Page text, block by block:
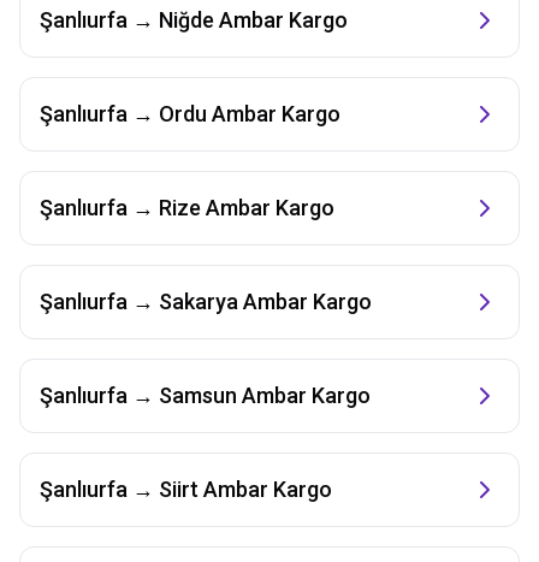
Şanlıurfa → Niğde Ambar Kargo
Şanlıurfa → Ordu Ambar Kargo
Şanlıurfa → Rize Ambar Kargo
Şanlıurfa → Sakarya Ambar Kargo
Şanlıurfa → Samsun Ambar Kargo
Şanlıurfa → Siirt Ambar Kargo